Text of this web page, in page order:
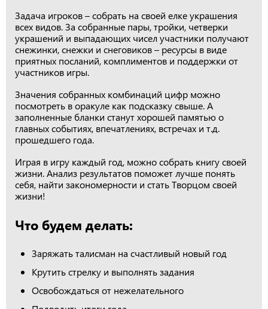
Задача игроков – собрать на своей елке украшения
всех видов. За собранные пары, тройки, четверки
украшений и выпадающих чисел участники получают
снежинки, снежки и снеговиков – ресурсы в виде
приятных посланий, комплиментов и поддержки от
участников игры.
Значения собранных комбинаций цифр можно
посмотреть в оракуле как подсказку свыше. А
заполненные бланки станут хорошей памятью о
главных событиях, впечатлениях, встречах и т.д.
прошедшего года.
Играя в игру каждый год, можно собрать книгу своей
жизни. Анализ результатов поможет лучше понять
себя, найти закономерности и стать Творцом своей
жизни!
Что будем делать:
Заряжать талисман на счастливый новый год
Крутить стрелку и выполнять задания
Освобождаться от нежелательного